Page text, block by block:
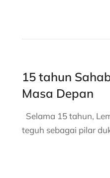
15 tahun
Masa Depan
Selama 15 tahun,
teguh sebagai pilar